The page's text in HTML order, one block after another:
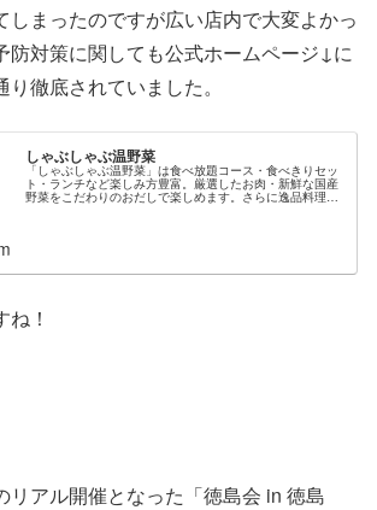
しまったのですが広い店内で大変よかっ
防対策に関しても公式ホームページ↓に
徹底されていました。
しゃぶしゃぶ温野菜
「しゃぶしゃぶ温野菜」は食べ放題コース・食べきりセッ
ト・ランチなど楽しみ方豊富。厳選したお肉・新鮮な国産
野菜をこだわりのおだしで楽しめます。さらに逸品料理・
！
リアル開催となった「徳島会 in 徳島